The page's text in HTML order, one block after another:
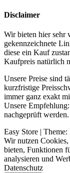
Disclaimer
Wir bieten hier sehr
gekennzeichnete
diese ein Kauf
Kaufpreis natürlich
Unsere Preise sind
kurzfristige
immer ganz exakt
Unsere
nachgeprüft werden.
Easy Store | Theme:
Wir nutzen
bieten, Funktionen
analysieren und
Datenschutz